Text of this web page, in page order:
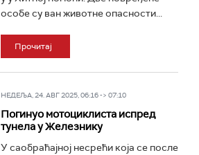
особе су ван животне опасности...
Прочитај
НЕДЕЉА, 24. АВГ 2025, 06:16 -> 07:10
Погинуо мотоциклиста испред
тунела у Железнику
У саобраћајној несрећи која се после